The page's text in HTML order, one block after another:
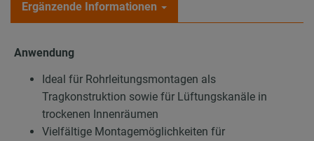
Ergänzende Informationen
Anwendung
Ideal für Rohrleitungsmontagen als
Tragkonstruktion sowie für Lüftungskanäle in
trockenen Innenräumen
Vielfältige Montagemöglichkeiten für